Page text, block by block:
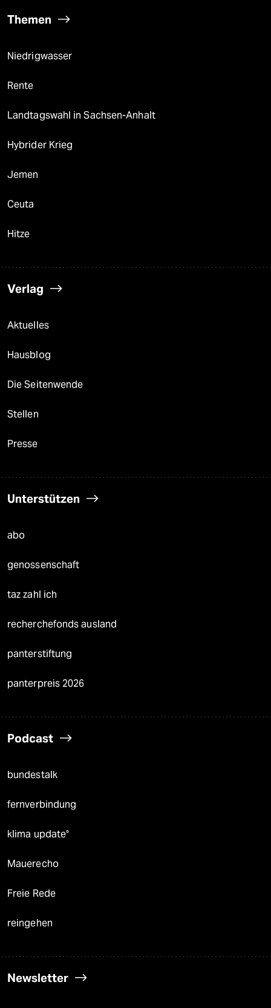
Themen
Niedrigwasser
Rente
Landtagswahl in Sachsen-Anhalt
Hybrider Krieg
Jemen
Ceuta
Hitze
Verlag
Aktuelles
Hausblog
Die Seitenwende
Stellen
Presse
Unterstützen
abo
genossenschaft
taz zahl ich
recherchefonds ausland
panterstiftung
panterpreis 2026
Podcast
bundestalk
fernverbindung
klima update°
Mauerecho
Freie Rede
reingehen
Newsletter